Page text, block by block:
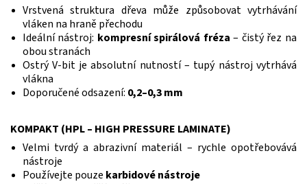
Vrstvená struktura dřeva může způsobovat vytrhávání
vláken na hraně přechodu
Ideální nástroj: kompresní spirálová fréza – čistý řez na
obou stranách
Ostrý V-bit je absolutní nutností – tupý nástroj vytrhává
vlákna
Doporučené odsazení: 0,2–0,3 mm
KOMPAKT (HPL – HIGH PRESSURE LAMINATE)
Velmi tvrdý a abrazivní materiál – rychle opotřebovává
nástroje
Používejte pouze karbidové nástroje